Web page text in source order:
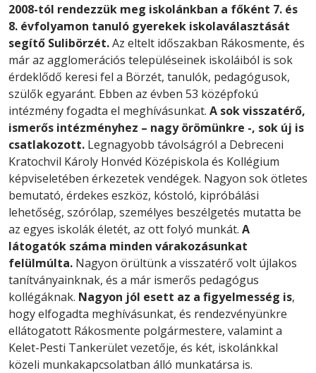
2008-tól rendezzük meg iskolánkban a főként 7. és
8. évfolyamon tanuló gyerekek iskolaválasztását
segítő Sulibörzét.Az eltelt időszakban Rákosmente, és
már az agglomerációs településeinek iskoláiból is sok
érdeklődő keresi fel a Börzét, tanulók, pedagógusok,
szülők egyaránt. Ebben az évben 53 középfokú
intézmény fogadta el meghívásunkat. A sok visszatérő,
ismerős intézményhez – nagy örömünkre -, sok új is
csatlakozott. Legnagyobb távolságról a Debreceni
Kratochvil Károly Honvéd Középiskola és Kollégium
képviseletében érkezetek vendégek. Nagyon sok ötletes
bemutató, érdekes eszköz, kóstoló, kipróbálási
lehetőség, szórólap, személyes beszélgetés mutatta be
az egyes iskolák életét, az ott folyó munkát. A
látogatók száma minden várakozásunkat
felülmúlta. Nagyon örültünk a visszatérő volt újlakos
tanítványainknak, és a már ismerős pedagógus
kollégáknak. Nagyon jól esett az a figyelmesség is,
hogy elfogadta meghívásunkat, és rendezvényünkre
ellátogatott Rákosmente polgármestere, valamint a
Kelet-Pesti Tankerület vezetője, és két, iskolánkkal
közeli munkakapcsolatban álló munkatársa is.